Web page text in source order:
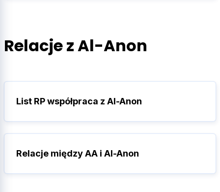
Relacje z Al-Anon
List RP współpraca z Al-Anon
Relacje między AA i Al-Anon